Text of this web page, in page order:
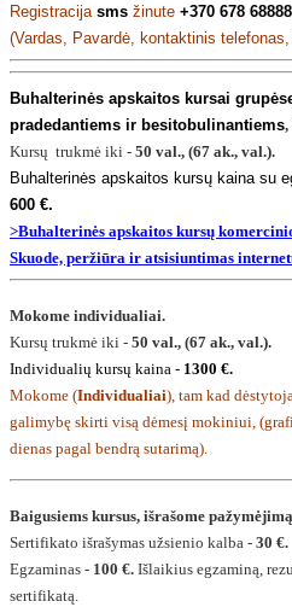
Registracija sms žinute +370 678 68888
(Vardas, Pavardė, kontaktinis telefonas,
Buhalterinės apskaitos kursai
pradedantiems ir besitobulinantiems,
Kursų trukmė iki - 50 val., (67 ak., val.).
Buhalterinės apskaitos kursų kaina su
600 €.
>Buhalterinės apskaitos kursų
Skuode, peržiūra ir atsisiuntimas
Mokome individualiai.
Kursų trukmė iki - 50 val., (67 ak., val.).
Individualių kursų kaina - 1300 €.
Mokome (Individualiai), tam kad
galimybę skirti visą dėmesį mokiniui,
dienas pagal bendrą sutarimą).
Baigusiems kursus, išrašome
Sertifikato išrašymas užsienio kalba - 30 €.
Egzaminas - 100 €. Išlaikius egzaminą,
sertifikatą.